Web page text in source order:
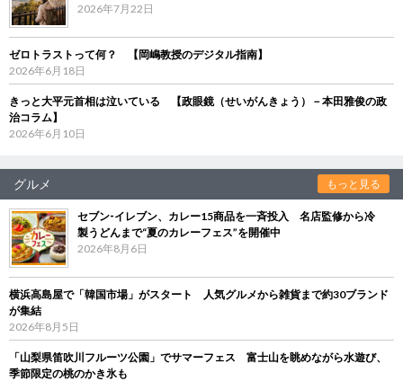
2026年7月22日
ゼロトラストって何？ 【岡嶋教授のデジタル指南】
2026年6月18日
きっと大平元首相は泣いている 【政眼鏡（せいがんきょう）－本田雅俊の政
治コラム】
2026年6月10日
グルメ もっと見る
セブン‐イレブン、カレー15商品を一斉投入 名店監修から冷
製うどんまで“夏のカレーフェス”を開催中
2026年8月6日
横浜高島屋で「韓国市場」がスタート 人気グルメから雑貨まで約30ブランド
が集結
2026年8月5日
「山梨県笛吹川フルーツ公園」でサマーフェス 富士山を眺めながら水遊び、
季節限定の桃のかき氷も